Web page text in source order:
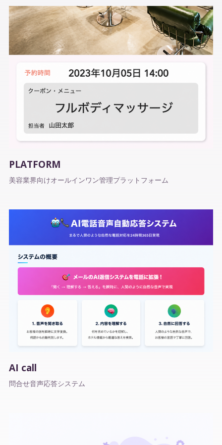
PLATFORM
美容業界向けオールインワン管理プラットフォーム
AI call
問合せ音声応答システム